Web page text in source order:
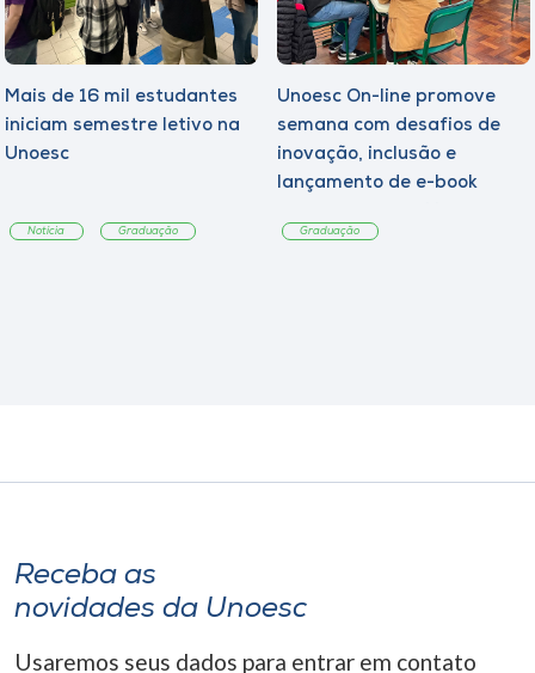
Mais de 16 mil estudantes
iniciam semestre letivo na
Unoesc
Notícia Graduação
Unoesc On-line promove
semana com desafios de
inovação, inclusão e
lançamento de e-book
Graduação
Receba as
novidades da Unoesc
Usaremos seus dados para entrar em contato